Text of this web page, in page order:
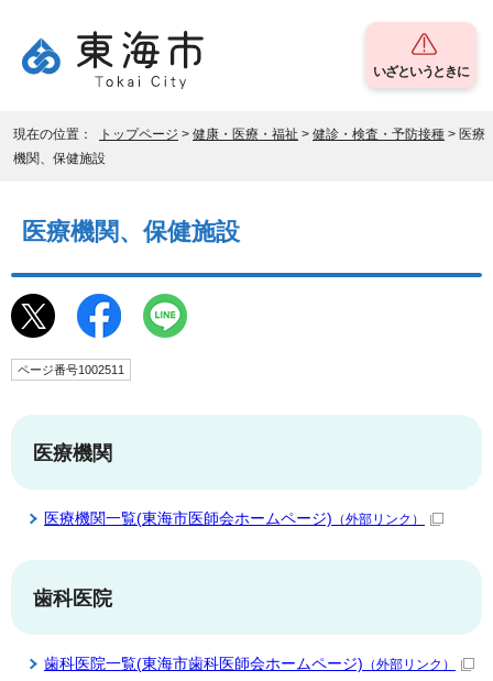
いざというときに
現在の位置： トップページ > 健康・医療・福祉 > 健診・検査・予防接種 > 医療
機関、保健施設
医療機関、保健施設
ページ番号1002511
医療機関
医療機関一覧(東海市医師会ホームページ) （外部リンク）
歯科医院
歯科医院一覧(東海市歯科医師会ホームページ) （外部リンク）